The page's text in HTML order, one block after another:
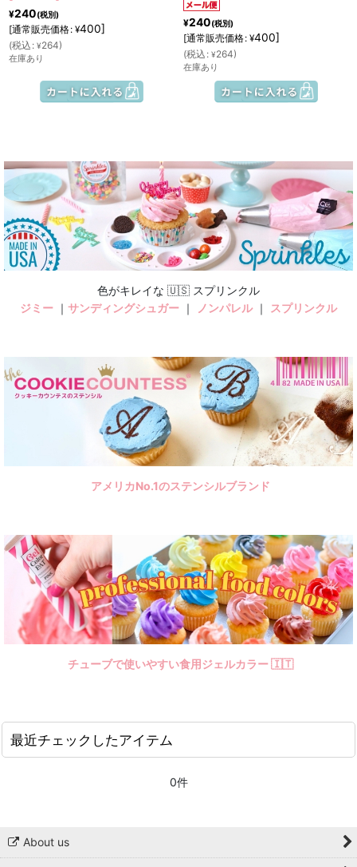
¥240(税別)
[通常販売価格: ¥400]
(税込 : ¥264)
在庫あり
¥240(税別)
[通常販売価格: ¥400]
(税込 : ¥264)
在庫あり
色がキレイな 🇺🇸 スプリンクル
ジミー ｜ サンディングシュガー ｜ ノンパレル｜ スプリンクル
アメリカNo.1のステンシルブランド
チューブで使いやすい食用ジェルカラー 🇮🇹
最近チェックしたアイテム
0件
About us